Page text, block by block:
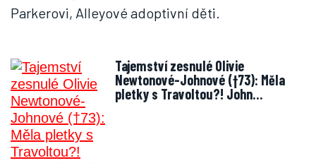
Parkerovi, Alleyové adoptivní děti.
Tajemství zesnulé Olivie
Newtonové-Johnové (†73): Měla
pletky s Travoltou?! John…